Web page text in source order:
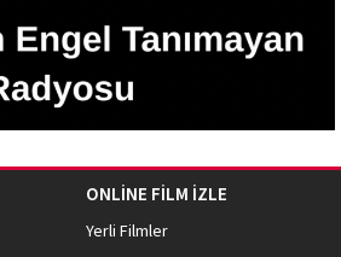
ONLİNE FİLM İZLE
Yerli Filmler